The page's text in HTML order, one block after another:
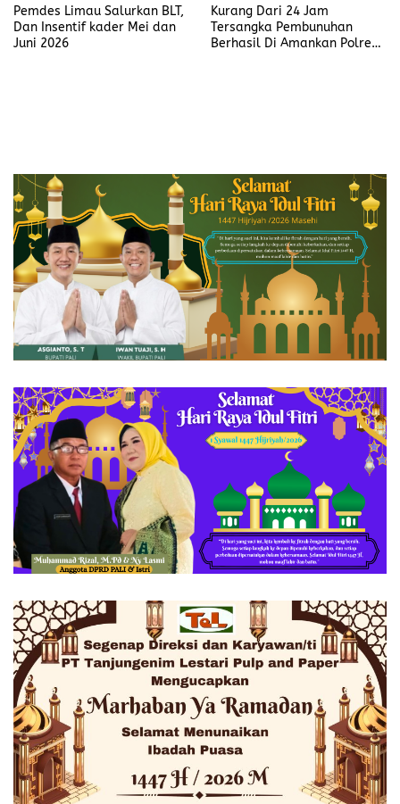
Pemdes Limau Salurkan BLT,
Dan Insentif kader Mei dan
Juni 2026
Kurang Dari 24 Jam
Tersangka Pembunuhan
Berhasil Di Amankan Polres